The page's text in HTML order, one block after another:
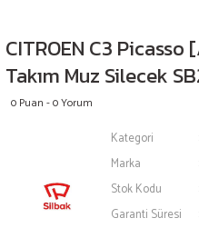
CITROEN C3
Takım Muz Silecek
0 Puan - 0 Yorum
Kategori
Marka
Stok Kodu
Garanti Süresi